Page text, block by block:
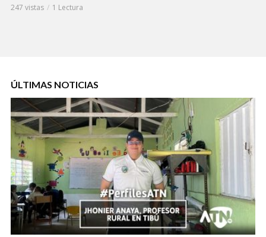
247 vistas 1 Lectura
ÚLTIMAS NOTICIAS